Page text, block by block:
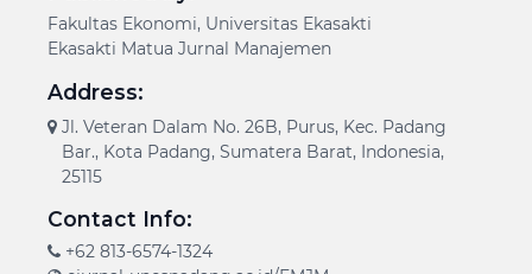
Fakultas Ekonomi, Universitas Ekasakti
Ekasakti Matua Jurnal Manajemen
Address:
Jl. Veteran Dalam No. 26B, Purus, Kec. Padang
Bar., Kota Padang, Sumatera Barat, Indonesia,
25115
Contact Info:
+62 813-6574-1324